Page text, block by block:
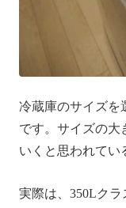
冷蔵庫のサイズを
です。サイズの大
いくと思われてい
実際は、350Lク